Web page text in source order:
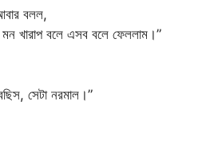
বলল,
খারাপ বলে এসব বলে ফেললাম।”
সেটা নরমাল।”